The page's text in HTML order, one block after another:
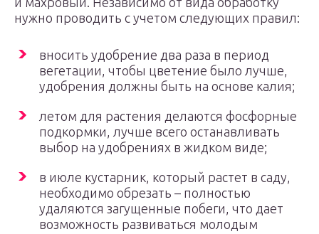
нужно проводить с учетом следующих правил:
вносить удобрение два раза в период
вегетации, чтобы цветение было лучше,
удобрения должны быть на основе калия;
летом для растения делаются фосфорные
подкормки, лучше всего останавливать
выбор на удобрениях в жидком виде;
в июле кустарник, который растет в саду,
необходимо обрезать – полностью
удаляются загущенные побеги, что дает
возможность развиваться молодым